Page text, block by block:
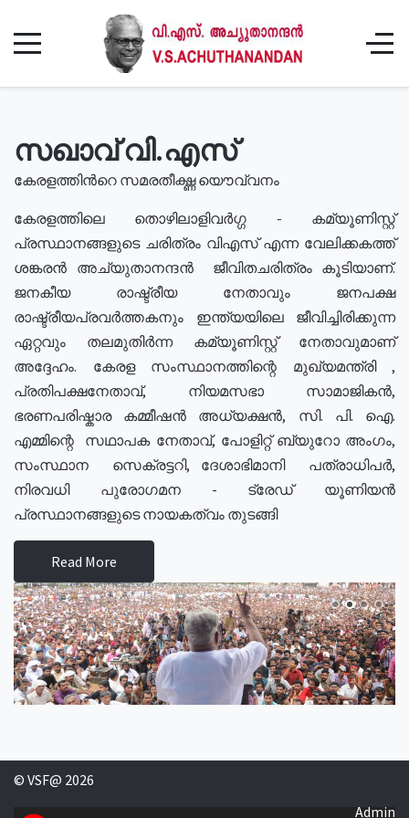
സഖാവ് വി.എസ്
കേരളത്തിൻറെ സമരതീക്ഷ്ണ യൌവ്വനം
കേരളത്തിലെ തൊഴിലാളിവർഗ്ഗ - കമ്യൂണിസ്റ്റ്
പ്രസ്ഥാനങ്ങളുടെ ചരിത്രം വിഎസ് എന്ന വേലിക്കകത്ത്
ശങ്കരൻ അച്യുതാനന്ദൻ ജീവിതചരിത്രം കൂടിയാണ്.
ജനകീയ രാഷ്ട്രീയ നേതാവും ജനപക്ഷ
രാഷ്ട്രീയപ്രവർത്തകനും ഇന്ത്യയിലെ ജീവിച്ചിരിക്കുന്ന
ഏറ്റവും തലമുതിർന്ന കമ്യൂണിസ്റ്റ് നേതാവുമാണ്
അദ്ദേഹം. കേരള സംസ്ഥാനത്തിന്റെ മുഖ്യമന്ത്രി ,
പ്രതിപക്ഷനേതാവ്, നിയമസഭാ സാമാജികൻ,
ഭരണപരിഷ്കാര കമ്മീഷൻ അധ്യക്ഷൻ, സി. പി. ഐ.
എമ്മിന്റെ സഥാപക നേതാവ്, പോളിറ്റ് ബ്യുറോ അംഗം,
സംസ്ഥാന സെക്രട്ടറി, ദേശാഭിമാനി പത്രാധിപർ,
നിരവധി പുരോഗമന - ട്രേഡ് യൂണിയൻ
പ്രസ്ഥാനങ്ങളുടെ നായകത്വം തുടങ്ങി
Read More
© VSF@ 2026
Admin